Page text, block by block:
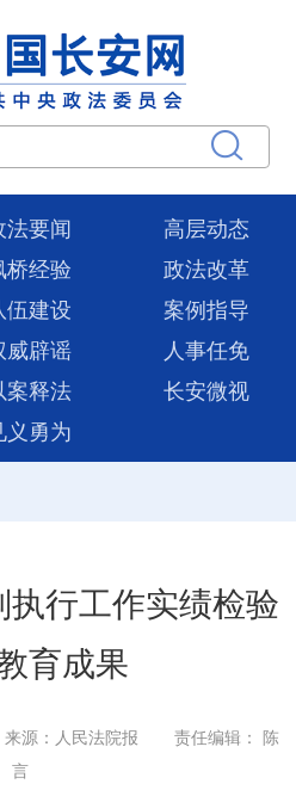
法要闻
高层动态
桥经验
政法改革
伍建设
案例指导
威辟谣
人事任免
案释法
长安微视
义勇为
执行工作实绩检验
育成果
来源：人民法院报
责任编辑： 陈
言